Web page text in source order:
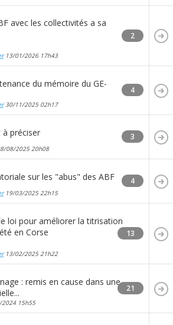
avec les collectivités a sa
13/01/2026 17h43
2
du mémoire du GE-
30/11/2025 02h17
4
à préciser
08/202520h08
3
sur les "abus" des ABF
19/03/202522h15
4
loi pour améliorer la titrisation
en Corse
13/02/202521h22
13
: remis en cause dans une
15h55
21